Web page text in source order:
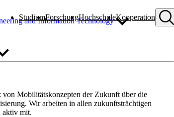
StudiumForschungHochschuleKooperation
and Information Technology
Mobilitätskonzepten der Zukunft über die
Wir arbeiten in allen zukunftsträchtigen
aktiv mit.